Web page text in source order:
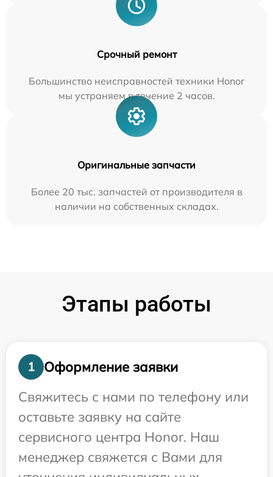
Срочный ремонт
Большинство неисправностей техники Honor
мы устраняем в течение 2 часов.
Оригинальные запчасти
Более 20 тыс. запчастей от производителя в
наличии на собственных складах.
Этапы работы
1
Оформление заявки
Свяжитесь с нами по телефону или
оставьте заявку на сайте
сервисного центра Honor. Наш
менеджер свяжется с Вами для